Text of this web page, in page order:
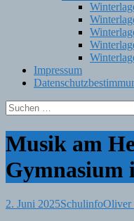
Impressum
Suchen
nach:
Musik am
2. Juni 2025SchulinfoOliver